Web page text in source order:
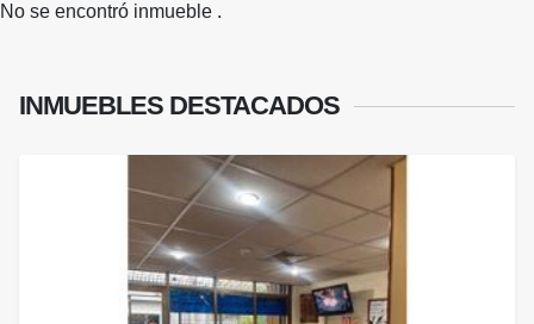
No se encontró inmueble .
INMUEBLES DESTACADOS